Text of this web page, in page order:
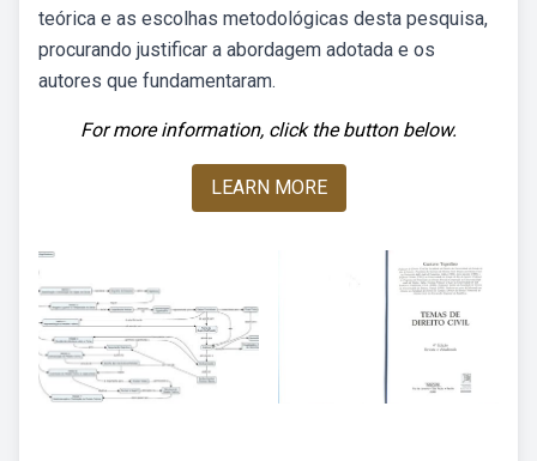
teórica e as escolhas metodológicas desta pesquisa,
procurando justificar a abordagem adotada e os
autores que fundamentaram.
For more information, click the button below.
LEARN MORE